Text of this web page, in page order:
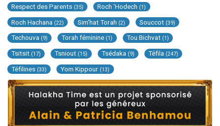
Respect des Parents (35) Roch 'Hodech (1)
Roch Hachana (22) Sim'hat Torah (2) Souccot (39)
Techouva (9) Torah féminine (1) Tou Bichvat (1)
Tsitsit (17) Tsniout (15) Tsédaka (9) Téfila (247)
Téfilines (33) Yom Kippour (13)